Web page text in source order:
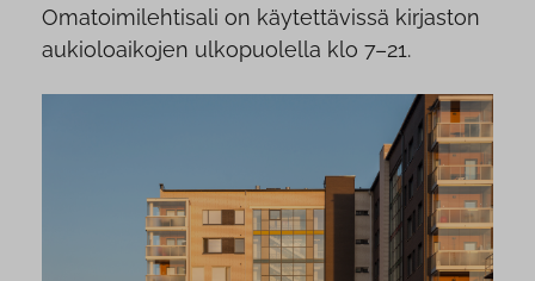
Omatoimilehtisali on käytettävissä kirjaston
aukioloaikojen ulkopuolella klo 7–21.